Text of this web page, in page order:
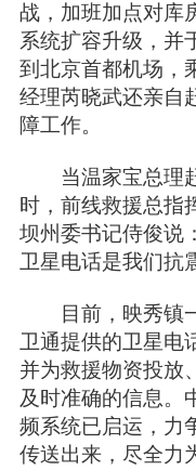
战，加班加点对库
系统扩容升级，并
到北京首都机场，
经理芮晓武还亲自
障工作。
当温家宝总理赶
时，前线救援总指
坝州委书记侍俊说
卫星电话是我们抗
目前，映秀镇一
卫通提供的卫星电
并为救援物资投放
及时准确的信息。
频系统已启运，力
传送出来，尽全力